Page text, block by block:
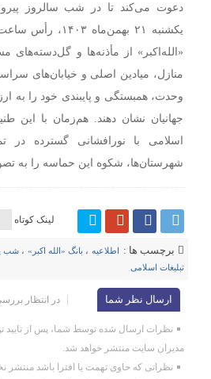
دعوت می‌کند تا در شب سالروز
«الله‌اکبر» از مأذنه‌ها و گل‌دسته‌های
منازل، میادین اصلی و خیابان‌های
وحدت، همبستگی و پایبندی خود را به
جهانیان نشان دهند. هم‌زمان با این
اسلامی با نورافشانی گسترده در
شهرستان‌ها، شکوه این حماسه را به
لینک کوتاه
برچسب ها : اطلاعیه ، بانگ «الله اکبر» ،شب
تبلیغات اسلامی
ارسال نظر شما در انتظار
نظرات ارسال شده توسط شما، پس از تایید
مدیران سایت منتشر خواهد شد.
نظراتی که حاوی تهمت یا افترا باشد منتشر